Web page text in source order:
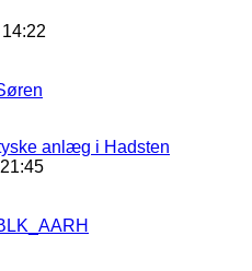
anlæg i Hadsten